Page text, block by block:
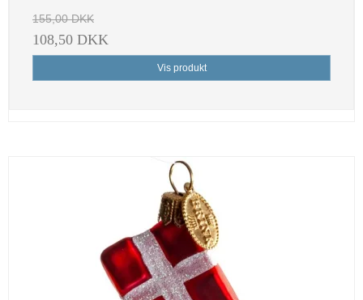
155,00 DKK
108,50 DKK
Vis produkt